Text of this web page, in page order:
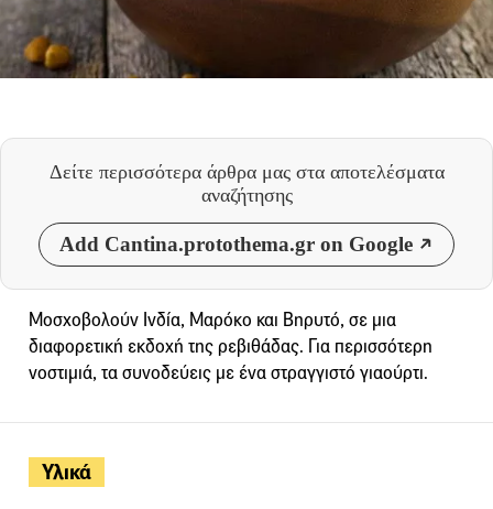
Δείτε περισσότερα άρθρα μας στα αποτελέσματα
αναζήτησης
Add Cantina.protothema.gr on Google
Υλικά
Μοσχοβολούν Ινδία, Μαρόκο και Βηρυτό, σε μια
διαφορετική εκδοχή της ρεβιθάδας. Για περισσότερη
νοστιμιά, τα συνοδεύεις με ένα στραγγιστό γιαούρτι.